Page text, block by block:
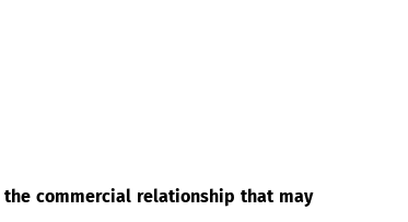
commercial relationship that may